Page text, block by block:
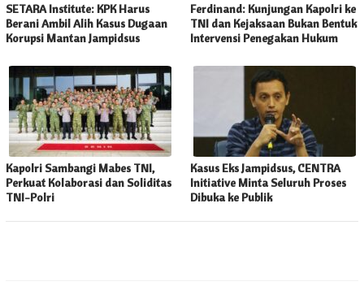
SETARA Institute: KPK Harus
Berani Ambil Alih Kasus Dugaan
Korupsi Mantan Jampidsus
Ferdinand: Kunjungan Kapolri ke
TNI dan Kejaksaan Bukan Bentuk
Intervensi Penegakan Hukum
Kapolri Sambangi Mabes TNI,
Perkuat Kolaborasi dan Soliditas
TNI-Polri
Kasus Eks Jampidsus, CENTRA
Initiative Minta Seluruh Proses
Dibuka ke Publik